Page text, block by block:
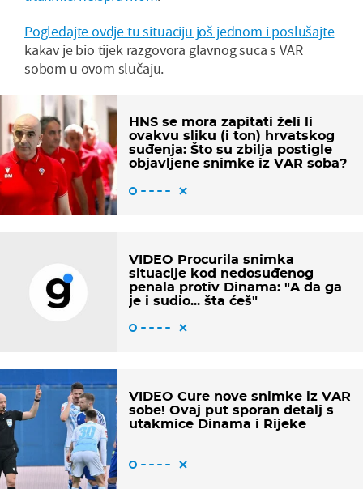
Pogledajte ovdje tu situaciju još jednom i poslušajte
kakav je bio tijek razgovora glavnog suca s VAR
sobom u ovom slučaju.
HNS se mora zapitati želi li
ovakvu sliku (i ton) hrvatskog
suđenja: Što su zbilja postigle
objavljene snimke iz VAR soba?
VIDEO Procurila snimka
situacije kod nedosuđenog
penala protiv Dinama: "A da ga
je i sudio... šta ćeš"
VIDEO Cure nove snimke iz VAR
sobe! Ovaj put sporan detalj s
utakmice Dinama i Rijeke